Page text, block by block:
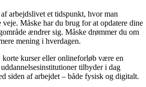
arbejdslivet et tidspunkt, hvor man
Måske har du brug for at opdatere dine
ændrer sig. Måske drømmer du om
mening i hverdagen.
korte kurser eller onlineforløb være en
tilbyder i dag
siden af arbejdet – både fysisk og digitalt.